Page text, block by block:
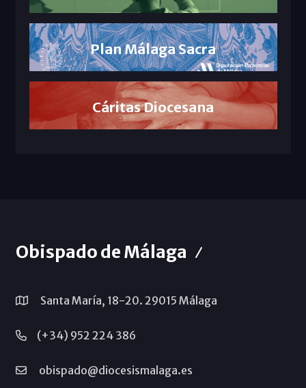
Plan Málaga Sacra
Cáritas Diocesana
Obispado de Málaga
Santa María, 18-20. 29015 Málaga
(+34) 952 224 386
obispado@diocesismalaga.es